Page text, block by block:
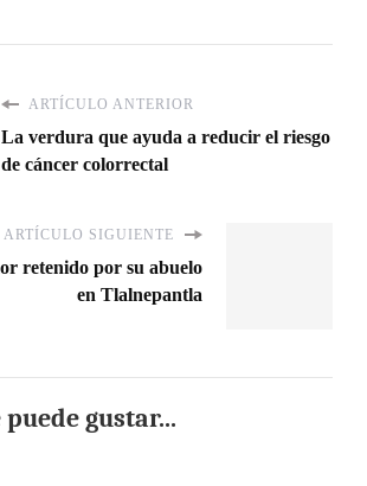
ARTÍCULO ANTERIOR
La verdura que ayuda a reducir el riesgo
de cáncer colorrectal
ARTÍCULO SIGUIENTE
retenido por su abuelo
en Tlalnepantla
gustar...